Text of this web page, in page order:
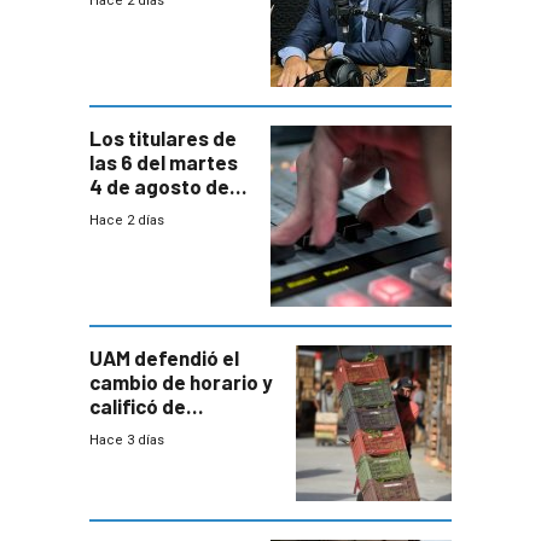
Los titulares de
las 6 del martes
4 de agosto de
2026
Hace 2 días
UAM defendió el
cambio de horario y
calificó de
“desproporcionado”
Hace 3 días